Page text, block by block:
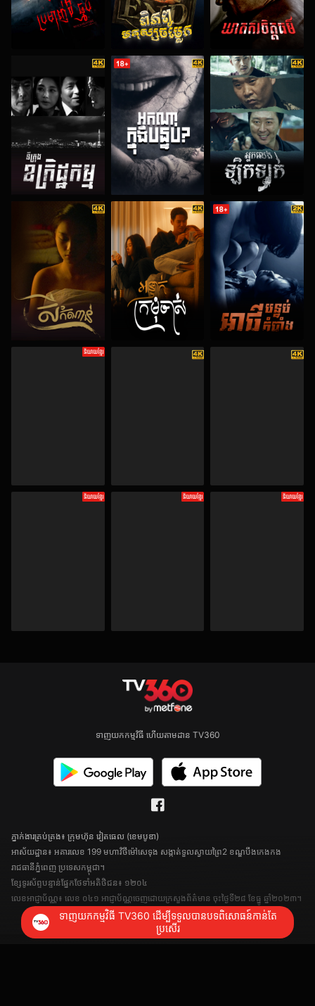
ទាញយកកម្មវិធី ហើយតាមដាន TV360
ភ្នាក់ងារគ្រប់គ្រង៖ ក្រុមហ៊ុន វៀតធេល (ខេមបូឌា)
អាស័យដ្ឋាន៖ អគារលេខ 199 មហាវិថីម៉ៅសេទុង សង្កាត់ទួលស្វាយព្រៃ2 ខណ្ឌបឹងកេងកង
រាជធានីភ្នំពេញ ប្រទេសកម្ពុជា។
ខ្សែទូរស័ព្ទបន្ទាន់ផ្នែកថែទាំអតិថិជន៖ ១២០៤
លេខអាជ្ញាប័ណ្ណ៖ លេខ ០៤១ អាជ្ញាប័ណ្ណចេញដោយក្រសួងព័ត៌មាន ចុះថ្ងៃទី២៨ ខែធ្នូ ឆ្នាំ២០២៣។
ទាញយកកម្មវិធី TV360 ដើម្បីទទួលបានបទពិសោធន៍កាន់តែ
ប្រសើរ